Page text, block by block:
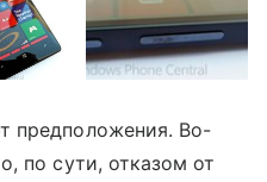
предположения. Во-
по сути, отказом от